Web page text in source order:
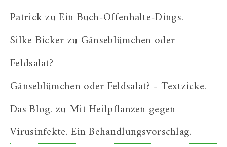
PatrickzuEin Buch-Offenhalte-Dings.
Silke Bickerzu Gänseblümchen oder
Feldsalat?
Gänseblümchen oder Feldsalat? - Textzicke.
Das Blog. zu Mit Heilpflanzen gegen
Virusinfekte. Ein Behandlungsvorschlag.